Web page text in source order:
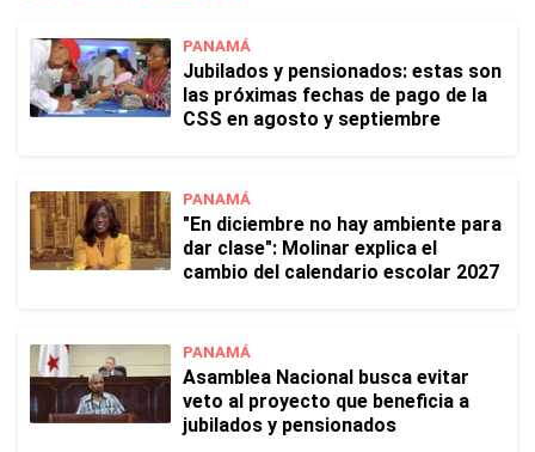
PANAMÁ
Jubilados y pensionados: estas son
las próximas fechas de pago de la
CSS en agosto y septiembre
PANAMÁ
"En diciembre no hay ambiente para
dar clase": Molinar explica el
cambio del calendario escolar 2027
PANAMÁ
Asamblea Nacional busca evitar
veto al proyecto que beneficia a
jubilados y pensionados